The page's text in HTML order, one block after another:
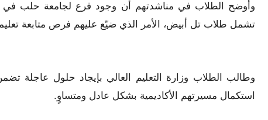
وأوضح الطلاب في مناشدتهم أن وجود فرع لجامعة حلب في
تشمل طلاب تل أبيض، الأمر الذي ضيّع عليهم فرص متابعة
وطالب الطلاب وزارة التعليم العالي بإيجاد حلول عاجلة
استكمال مسيرتهم الأكاديمية بشكل عادل ومتساوٍ.